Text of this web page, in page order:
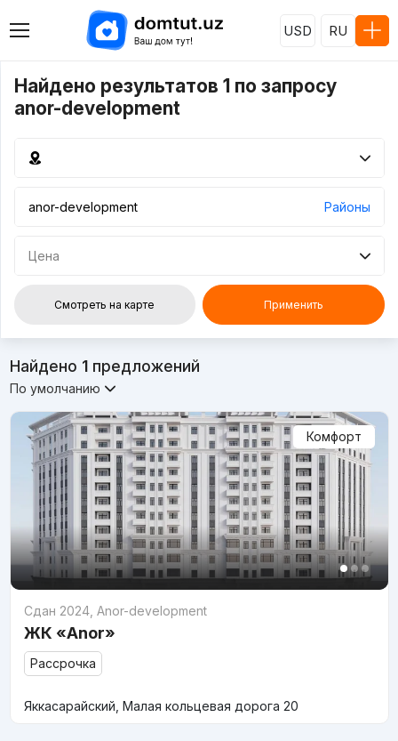
USD RU
Найдено результатов 1 по запросу
anor-development
Районы
Цена
Смотреть на карте Применить
Найдено 1предложений
По умолчанию
Комфорт
Сдан 2024, Anor-development
ЖК «Anor»
Рассрочка
Яккасарайский, Малая кольцевая дорога 20